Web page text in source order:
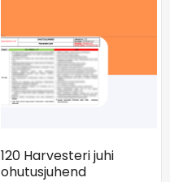
120 Harvesteri juhi
ohutusjuhend